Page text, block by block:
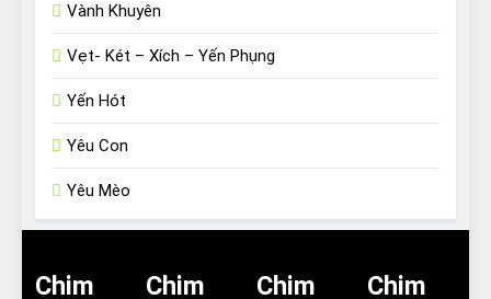
Vành Khuyên
Vẹt- Két – Xích – Yến Phụng
Yến Hót
Yêu Con
Yêu Mèo
Chim
Chim
Chim
Chim